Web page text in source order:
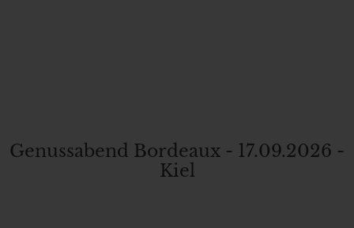
Genussabend Bordeaux - 17.09.2026 -
Kiel